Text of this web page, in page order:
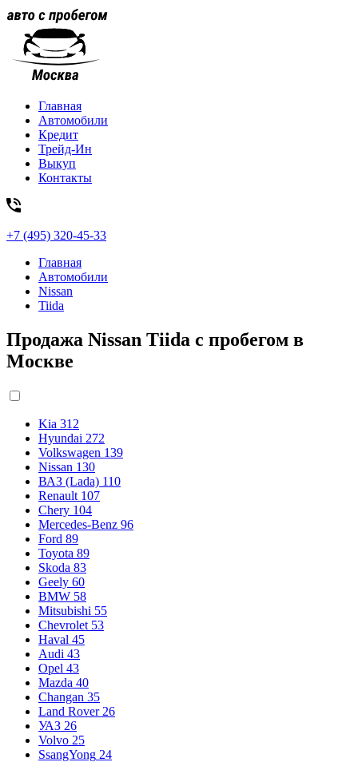
Главная
Автомобили
Кредит
Трейд-Ин
Выкуп
Контакты
+7 (495) 320-45-33
Главная
Автомобили
Nissan
Tiida
Продажа Nissan Tiida с пробегом в
Москве
Kia 312
Hyundai 272
Volkswagen 139
Nissan 130
ВАЗ (Lada) 110
Renault 107
Chery 104
Mercedes-Benz 96
Ford 89
Toyota 89
Skoda 83
Geely 60
BMW 58
Mitsubishi 55
Chevrolet 53
Haval 45
Audi 43
Opel 43
Mazda 40
Changan 35
Land Rover 26
УАЗ 26
Volvo 25
SsangYong 24